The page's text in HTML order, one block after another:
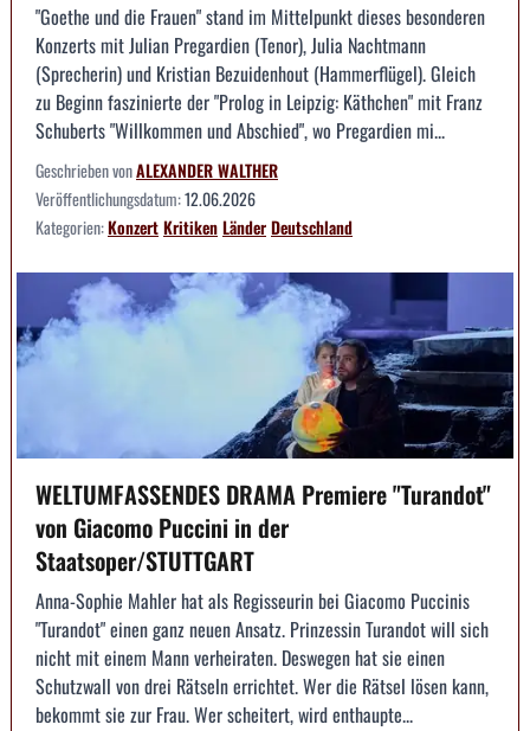
"Goethe und die Frauen" stand im Mittelpunkt dieses besonderen
Konzerts mit Julian Pregardien (Tenor), Julia Nachtmann
(Sprecherin) und Kristian Bezuidenhout (Hammerflügel). Gleich
zu Beginn faszinierte der "Prolog in Leipzig: Käthchen" mit Franz
Schuberts "Willkommen und Abschied", wo Pregardien mi...
Geschrieben vonALEXANDER WALTHER
Veröffentlichungsdatum:12.06.2026
Kategorien:KonzertKritikenLänderDeutschland
WELTUMFASSENDES DRAMA Premiere "Turandot"
von Giacomo Puccini in der
Staatsoper/STUTTGART
Anna-Sophie Mahler hat als Regisseurin bei Giacomo Puccinis
"Turandot" einen ganz neuen Ansatz. Prinzessin Turandot will sich
nicht mit einem Mann verheiraten. Deswegen hat sie einen
Schutzwall von drei Rätseln errichtet. Wer die Rätsel lösen kann,
bekommt sie zur Frau. Wer scheitert, wird enthaupte...